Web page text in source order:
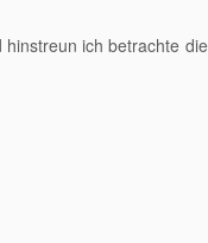
ich betrachte die